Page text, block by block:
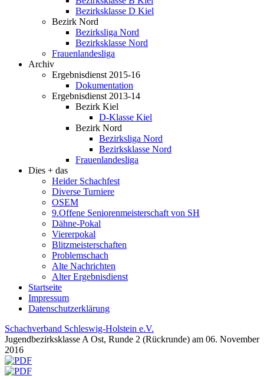
Bezirksklasse D Kiel
Bezirk Nord
Bezirksliga Nord
Bezirksklasse Nord
Frauenlandesliga
Archiv
Ergebnisdienst 2015-16
Dokumentation
Ergebnisdienst 2013-14
Bezirk Kiel
D-Klasse Kiel
Bezirk Nord
Bezirksliga Nord
Bezirksklasse Nord
Frauenlandesliga
Dies + das
Heider Schachfest
Diverse Turniere
OSEM
9.Offene Seniorenmeisterschaft von SH
Dähne-Pokal
Viererpokal
Blitzmeisterschaften
Problemschach
Alte Nachrichten
Alter Ergebnisdienst
Startseite
Impressum
Datenschutzerklärung
Schachverband Schleswig-Holstein e.V.
Jugendbezirksklasse A Ost, Runde 2 (Rückrunde) am 06. November
2016